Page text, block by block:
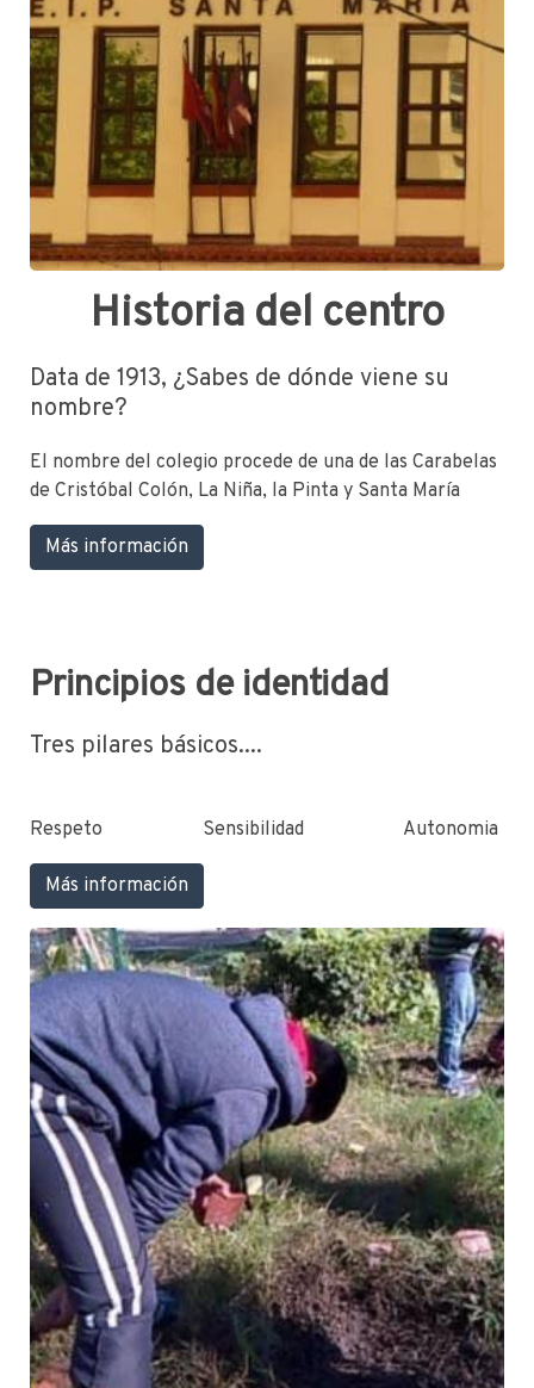
Historia del centro
Data de 1913, ¿Sabes de dónde viene su
nombre?
El nombre del colegio procede de una de las Carabelas
de Cristóbal Colón, La Niña, la Pinta y Santa María
Más información
Principios de identidad
Tres pilares básicos....
Respeto Sensibilidad Autonomia
Más información